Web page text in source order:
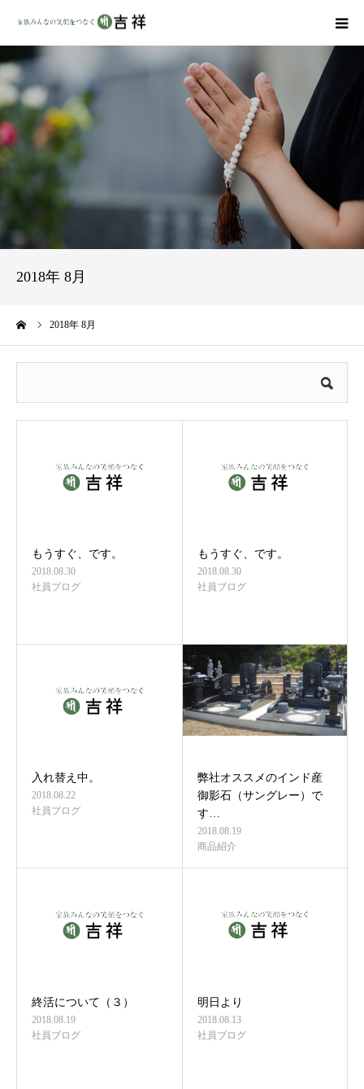
2018年 8月
2018年 8月
もうすぐ、です。
2018.08.30
社員ブログ
もうすぐ、です。
2018.08.30
社員ブログ
入れ替え中。
2018.08.22
社員ブログ
弊社オススメのインド産
御影石（サングレー）で
す…
2018.08.19
商品紹介
終活について（３）
2018.08.19
社員ブログ
明日より
2018.08.13
社員ブログ
商品ラインナップ
墓地・霊園を探す
吉祥の特徴